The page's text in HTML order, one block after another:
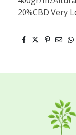
20%CBD Very